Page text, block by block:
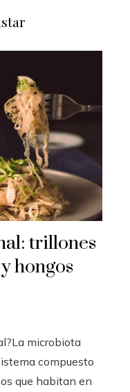
trillones
hongos
microbiota
compuesto
que habitan en